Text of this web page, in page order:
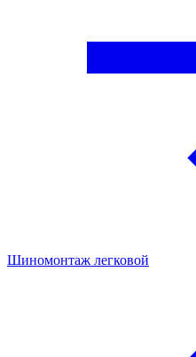
Шиномонтаж легковой